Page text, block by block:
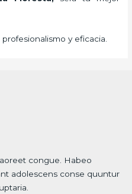
y eficacia.
congue. Habeo
adolescens conse quuntur